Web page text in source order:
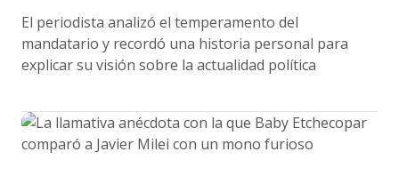
El periodista analizó el temperamento del
mandatario y recordó una historia personal para
explicar su visión sobre la actualidad política